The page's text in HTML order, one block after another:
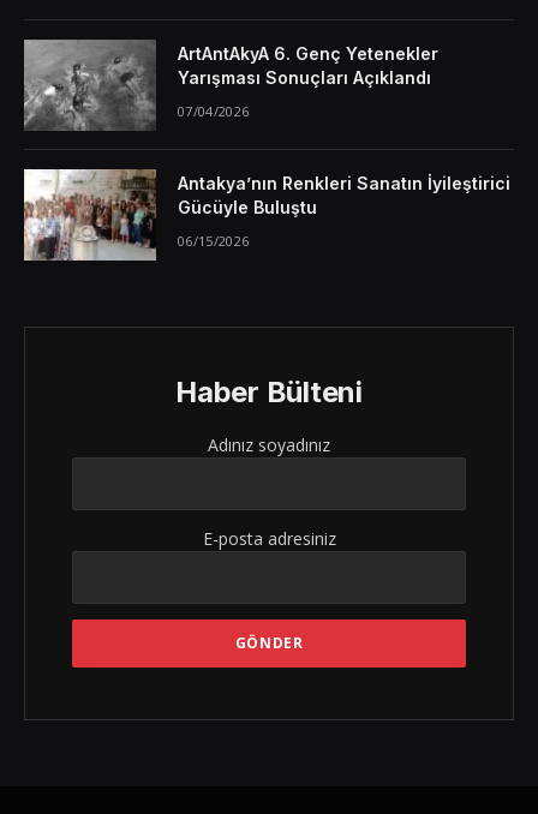
ArtAntAkyA 6. Genç Yetenekler
Yarışması Sonuçları Açıklandı
07/04/2026
Antakya’nın Renkleri Sanatın İyileştirici
Gücüyle Buluştu
06/15/2026
Haber Bülteni
Adınız soyadınız
E-posta adresiniz